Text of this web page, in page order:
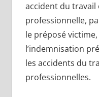
accident du travail
professionnelle,
le préposé
l’indemnisation
les accidents du
professionnelles.